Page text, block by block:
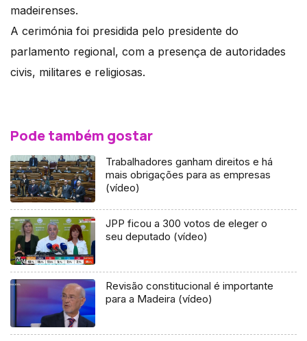
madeirenses.
A cerimónia foi presidida pelo presidente do
parlamento regional, com a presença de autoridades
civis, militares e religiosas.
Pode também gostar
Trabalhadores ganham direitos e há
mais obrigações para as empresas
(vídeo)
JPP ficou a 300 votos de eleger o
seu deputado (vídeo)
Revisão constitucional é importante
para a Madeira (vídeo)